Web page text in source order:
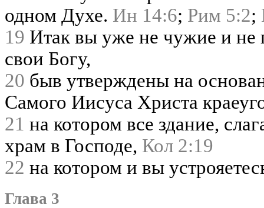
одном Духе. Ин 14:6; Рим 5:2;
19 Итак вы уже не чужие и не
свои Богу,
20 быв утверждены на
Самого Иисуса Христа
21 на котором все здание,
храм в Господе, Кол 2:19
22 на котором и вы
Глава 3